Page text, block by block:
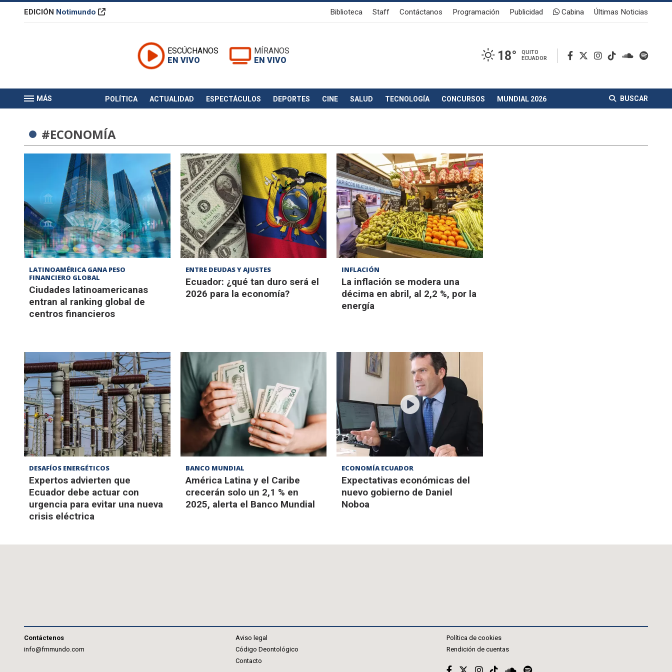
EDICIÓN Notimundo Biblioteca Staff Contáctanos Programación Publicidad Cabina Últimas Noticias
ESCÚCHANOS
EN VIVO
MÍRANOS
EN VIVO
18°
QUITO
ECUADOR
MÁS POLÍTICA ACTUALIDAD ESPECTÁCULOS DEPORTES CINE SALUD TECNOLOGÍA CONCURSOS MUNDIAL 2026 BUSCAR
#ECONOMÍA
LATINOAMÉRICA GANA PESO
FINANCIERO GLOBAL
Ciudades latinoamericanas
entran al ranking global de
centros financieros
ENTRE DEUDAS Y AJUSTES
Ecuador: ¿qué tan duro será el
2026 para la economía?
INFLACIÓN
La inflación se modera una
décima en abril, al 2,2 %, por la
energía
DESAFÍOS ENERGÉTICOS
Expertos advierten que
Ecuador debe actuar con
urgencia para evitar una nueva
crisis eléctrica
BANCO MUNDIAL
América Latina y el Caribe
crecerán solo un 2,1 % en
2025, alerta el Banco Mundial
ECONOMÍA ECUADOR
Expectativas económicas del
nuevo gobierno de Daniel
Noboa
Contáctenos
info@fmmundo.com
Aviso legal
Código Deontológico
Contacto
Política de cookies
Rendición de cuentas